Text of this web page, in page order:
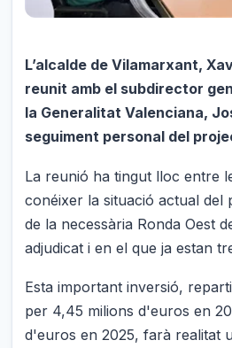
L’alcalde de Vilamarxant,
reunit amb el subdirector
la Generalitat Valenciana,
seguiment personal del
La reunió ha tingut lloc entre
conéixer la situació actual del
de la necessària Ronda Oest
adjudicat i en el que ja estan
Esta important inversió,
per 4,45 milions d'euros en
d'euros en 2025, farà realitat